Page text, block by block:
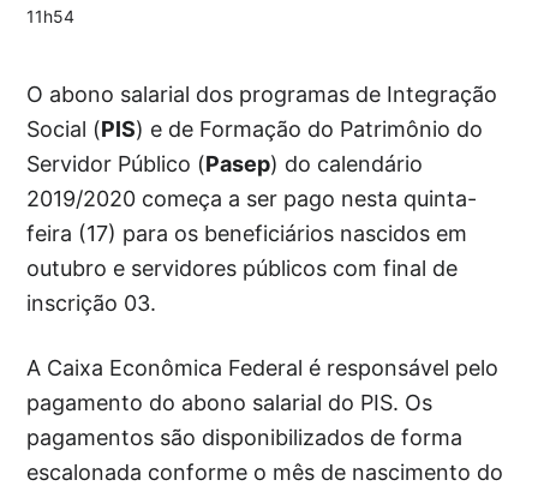
11h54
O abono salarial dos programas de Integração
Social (PIS) e de Formação do Patrimônio do
Servidor Público (Pasep) do calendário
2019/2020 começa a ser pago nesta quinta-
feira (17) para os beneficiários nascidos em
outubro e servidores públicos com final de
inscrição 03.
A Caixa Econômica Federal é responsável pelo
pagamento do abono salarial do PIS. Os
pagamentos são disponibilizados de forma
escalonada conforme o mês de nascimento do